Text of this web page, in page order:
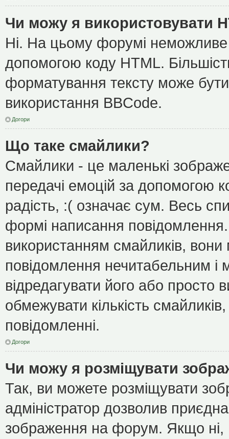
Чи можу я використовувати
Ні. На цьому форумі
допомогою коду HTML.
форматування тексту може
використання BBCode.
Догори
Що таке смайлики?
Смайлики - це маленькі
передачі емоцій за допомогою
радість, :( означає сум. Весь
формі написання
використанням смайликів,
повідомлення нечитабельним
відредагувати його або
обмежувати кількість
повідомленні.
Догори
Чи можу я розміщувати
Так, ви можете розміщувати
адміністратор дозволив
зображення на форум. Якщо ні,